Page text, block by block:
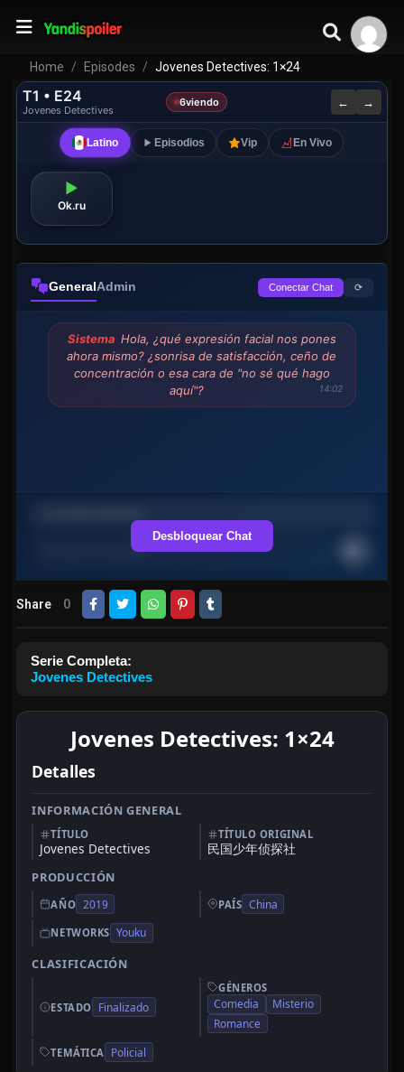
Home Episodes Jovenes Detectives: 1×24
T1 • E24
Jovenes Detectives
6viendo ← →
Latino Episodios Vip En Vivo
▶
Ok.ru
GeneralAdmin Conectar Chat ⟳
Sistema Hola, ¿qué expresión facial nos pones
ahora mismo? ¿sonrisa de satisfacción, ceño de
concentración o esa cara de "no sé qué hago
aquí"?
14:02
Desbloquear Chat
Share 0
Serie Completa:
Jovenes Detectives
Jovenes Detectives: 1×24
Detalles
INFORMACIÓN GENERAL
TÍTULO
Jovenes Detectives
TÍTULO ORIGINAL
民国少年侦探社
PRODUCCIÓN
AÑO 2019 PAÍS China
NETWORKS Youku
CLASIFICACIÓN
ESTADO Finalizado
GÉNEROS
Comedia
Misterio
Romance
TEMÁTICA Policial